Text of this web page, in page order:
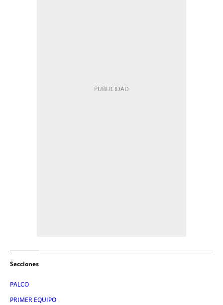
Secciones
PALCO
PRIMER EQUIPO